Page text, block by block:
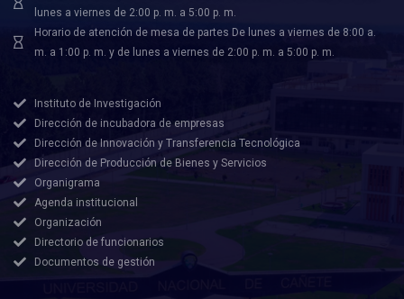
lunes a viernes de 2:00 p. m. a 5:00 p. m.
Horario de atención de mesa de partes De lunes a viernes de 8:00 a.
m. a 1:00 p. m. y de lunes a viernes de 2:00 p. m. a 5:00 p. m.
Instituto de Investigación
Dirección de incubadora de empresas
Dirección de Innovación y Transferencia Tecnológica
Dirección de Producción de Bienes y Servicios
Organigrama
Agenda institucional
Organización
Directorio de funcionarios
Documentos de gestión